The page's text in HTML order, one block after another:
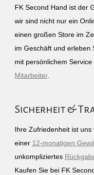
FK Second Hand ist der
wir sind nicht nur ein
einen großen Store im
im Geschäft und erleben
mit persönlichem
Mitarbeiter.
Sicherheit &
Ihre Zufriedenheit ist
einer 12-monatigen
unkompliziertes
Kaufen Sie bei FK